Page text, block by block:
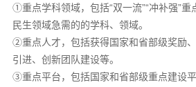
①重点学科领域，包括“双一流”“冲补强”
民生领域急需的的学科、领域。
②重点人才，包括获得国家和省部级奖励
引进、创新团队建设等。
③重点平台，包括国家和省部级重点建设平